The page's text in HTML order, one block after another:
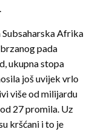
Afrika
pada
ukupna stopa
još uvijek vrlo
više od milijardu
27 promila. Uz
kršćani i to je